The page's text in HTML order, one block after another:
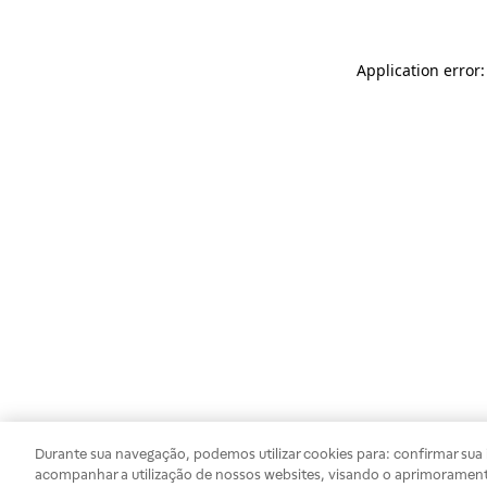
Application
Durante sua navegação, podemos utilizar cookies para: confirmar
acompanhar a utilização de nossos websites, visando o